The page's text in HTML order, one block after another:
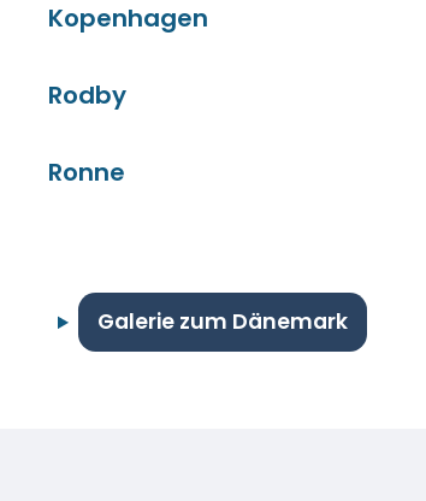
Kopenhagen
Rodby
Ronne
Galerie zum Dänemark